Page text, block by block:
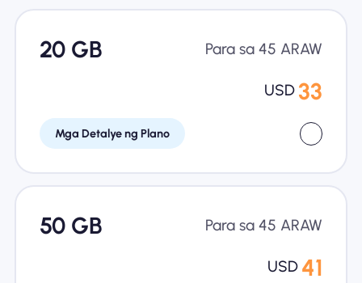
20 GB Para sa 45 ARAW
USD 33
Mga Detalye ng Plano
50 GB Para sa 45 ARAW
USD 41